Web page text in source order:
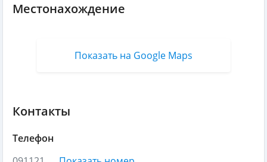
Местонахождение
Показать на Google Maps
Контакты
Телефон